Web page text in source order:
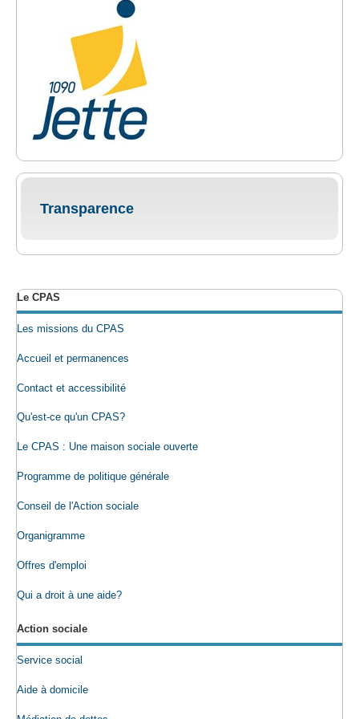
Transparence
Le CPAS
Les missions du CPAS
Accueil et permanences
Contact et accessibilité
Qu'est-ce qu'un CPAS?
Le CPAS : Une maison sociale ouverte
Programme de politique générale
Conseil de l'Action sociale
Organigramme
Offres d'emploi
Qui a droit à une aide?
Action sociale
Service social
Aide à domicile